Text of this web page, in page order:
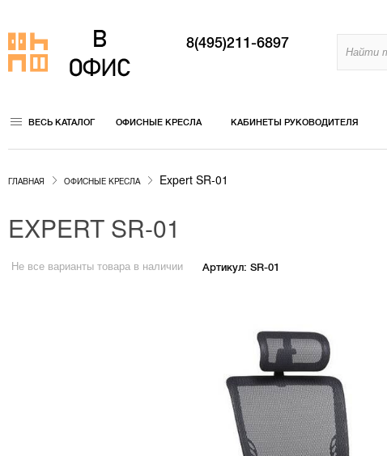
8(495)211-6897
ВЕСЬ КАТАЛОГ ОФИСНЫЕ КРЕСЛА КАБИНЕТЫ РУКОВОДИТЕЛЯ
ГЛАВНАЯ ОФИСНЫЕ КРЕСЛА Expert SR-01
EXPERT SR-01
Не все варианты товара в наличии Артикул: SR-01